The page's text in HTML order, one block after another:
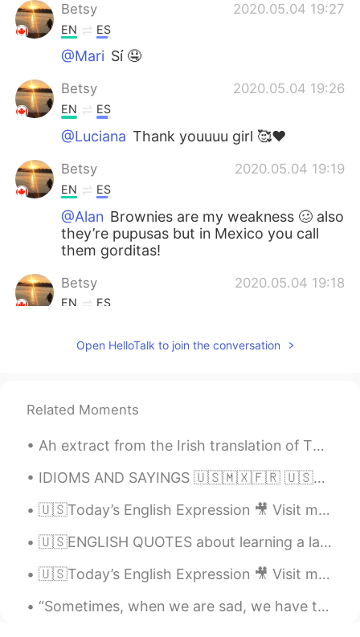
Betsy 2020.05.04 19:27
EN ES
@Mari Sí 🤤
Betsy 2020.05.04 19:26
EN ES
@Luciana Thank youuuu girl 🥰❤️
Betsy 2020.05.04 19:19
EN ES
@Alan Brownies are my weakness 🥴 also
they’re pupusas but in Mexico you call
them gorditas!
Betsy 2020.05.04 19:18
EN ES
Son muy deliciosos los postres😋😋
Jairo Acevedo 2020.04.21 00:32
Mandame Betsy! xD
Betsy
EN ES
@ramon ¡Genial! Mucho gusto. ☺️👋🏼 El
novio de mi prima es salvadoreño
también, su mamá me enseñó.
Open HelloTalk to join the conversation
Related Moments
Ah extract from the Irish translation of The Witches by Roald Dahl! 🔮 ☘️ In case anyone is inte...
IDIOMS AND SAYINGS 🇺🇸🇲🇽🇫🇷 🇺🇸Your guess is as good as mine (I do not know the answer to a questio...
🇺🇸Today’s English Expression 🎥 Visit my YouTube channel to learn more 👉https://bit.ly/3fwv3Av
🇺🇸ENGLISH QUOTES about learning a language🇺🇸 Listen👂🏻, and speak /record your voice🔊 Language i...
🇺🇸Today’s English Expression 🎥 Visit my YouTube channel to learn more 👉https://bit.ly/3fwv3Av
“Sometimes, when we are sad, we have to do the opposite of sad. Sometimes we have to sing.”💕 Lyr...